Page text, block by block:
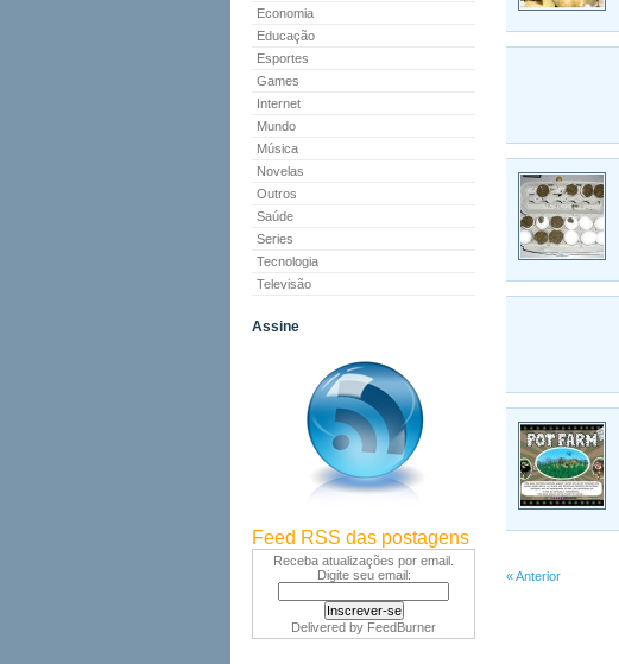
Economia
Educação
Esportes
Games
Internet
Mundo
Música
Novelas
Outros
Saúde
Series
Tecnologia
Televisão
Assine
Feed RSS das postagens
Receba atualizações por email.
Digite seu email:
Delivered by FeedBurner
« Anterior